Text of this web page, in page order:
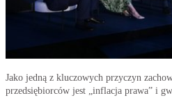
Jako jedną z kluczowych przyczyn
przedsiębiorców jest „inflacja prawa” i